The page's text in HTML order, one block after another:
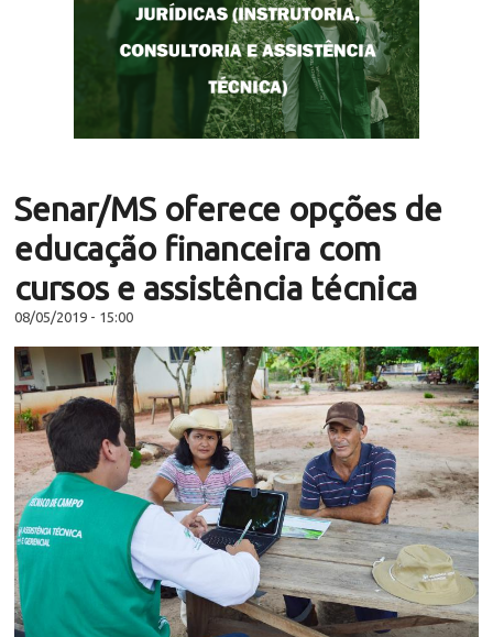
Senar/MS oferece opções de
educação financeira com
cursos e assistência técnica
08/05/2019 - 15:00